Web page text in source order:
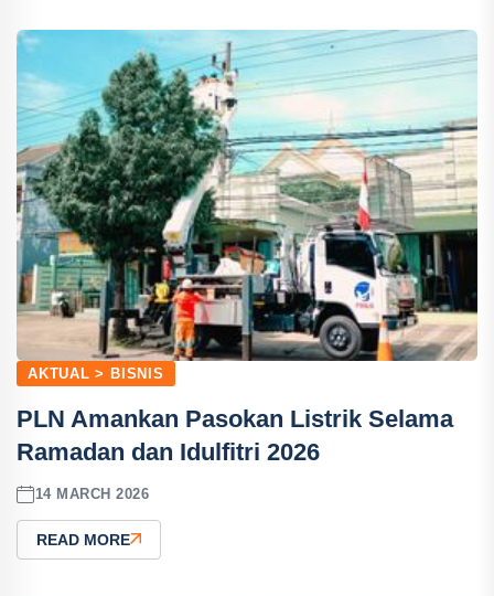
AKTUAL > BISNIS
PLN Amankan Pasokan Listrik Selama
Ramadan dan Idulfitri 2026
14 MARCH 2026
READ MORE